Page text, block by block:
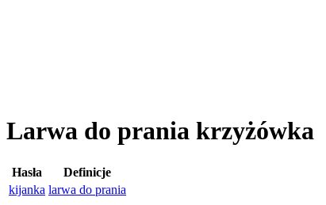
Larwa do prania krzyżówka
Hasła
Definicje
kijanka larwa do prania